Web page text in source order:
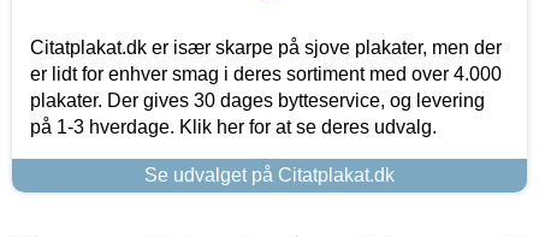
Citatplakat.dk er især skarpe på sjove plakater, men der
er lidt for enhver smag i deres sortiment med over 4.000
plakater. Der gives 30 dages bytteservice, og levering
på 1-3 hverdage. Klik her for at se deres udvalg.
Se udvalget på Citatplakat.dk